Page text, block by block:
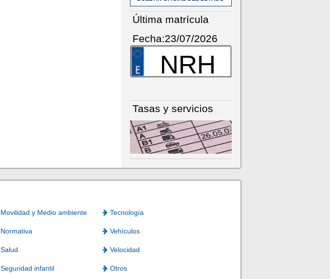
Última matrícula
Fecha:23/07/2026
NRH
Tasas y servicios
Movilidad y Medio ambiente Tecnología
Normativa Vehículos
Salud Velocidad
Seguridad infantil Otros